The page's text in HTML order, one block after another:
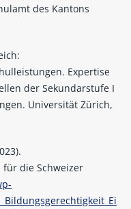
des Kantons
Expertise
der Sekundarstufe I
Universität Zürich,
für die Schweizer